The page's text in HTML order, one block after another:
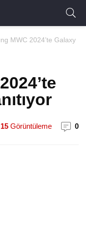
MWC 2024’te Galaxy
15 Görüntüleme 0